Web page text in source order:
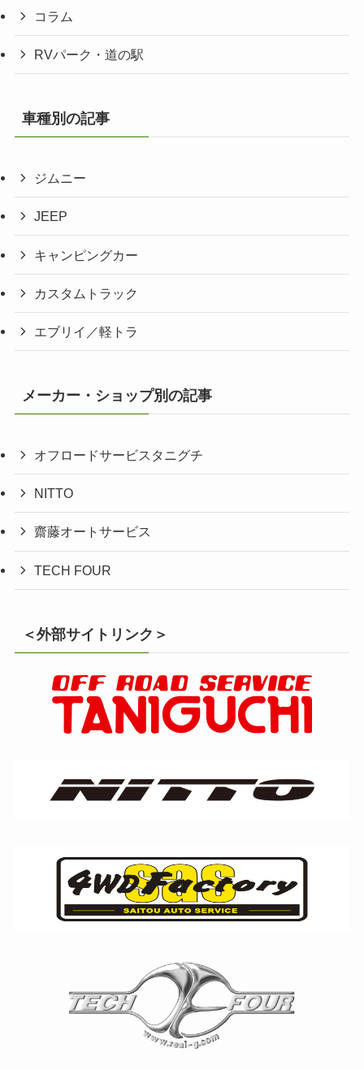
コラム
RVパーク・道の駅
車種別の記事
ジムニー
JEEP
キャンピングカー
カスタムトラック
エブリイ／軽トラ
メーカー・ショップ別の記事
オフロードサービスタニグチ
NITTO
齋藤オートサービス
TECH FOUR
＜外部サイトリンク＞